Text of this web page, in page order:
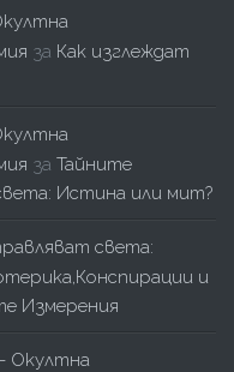
за Как изглеждат
за Тайните
Истина или мит?
света:
и
Измерения
Окултна